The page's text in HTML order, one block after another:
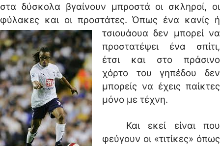
στα δύσκολα βγαίνουν μπροστά οι σκληροί, οι
φύλακες και οι προστάτες.Όπως ένα κανίς ή
τσιουάουα δεν μπορεί να
προστατέψει ένα σπίτι,
έτσι και στο πράσινο
χόρτο του γηπέδου δεν
μπορείς να έχεις παίκτες
μόνο με τέχνη.
Και εκεί είναι που
φεύγουν οι «τιτίκες» όπως